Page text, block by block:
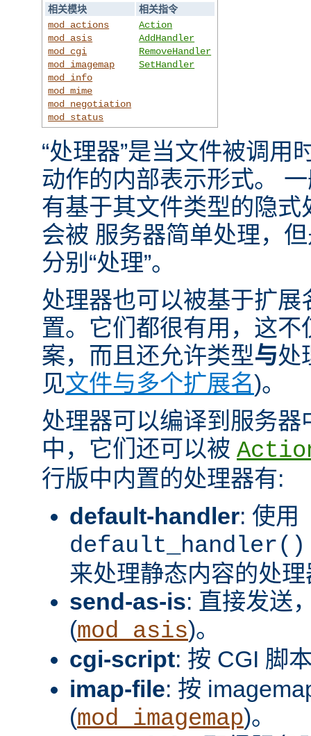
相关模块
相关指令
mod_actions
mod_asis
mod_cgi
mod_imagemap
mod_info
mod_mime
mod_negotiation
mod_status
Action
AddHandler
RemoveHandler
SetHandler
“处理器”是当文件被调用
动作的内部表示形式。
有基于其文件类型的隐
会被 服务器简单处理，
分别“处理”。
处理器也可以被基于扩
置。它们都很有用，这
案，而且还允许类型与处
见文件与多个扩展名)。
处理器可以编译到服务
中，它们还可以被
行版中内置的处理器有:
default-handler: 使用
default_handler()
来处理静态内容的处
send-as-is: 直接发送
(mod_asis)。
cgi-script: 按 CGI 脚
imap-file: 按
(mod_imagemap)。